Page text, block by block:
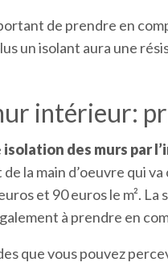
de prendre en
un isolant aura une
intérieur:
isolation des murs par
la main d’oeuvre qui
et 90 euros le m².
à prendre en
que vous pouvez